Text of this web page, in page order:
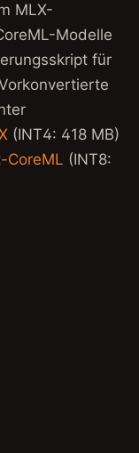
MLX-
Modelle
für
(INT4: 418 MB)
CoreML (INT8: